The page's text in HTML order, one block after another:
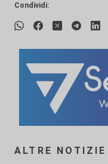
Condividi:
ALTRE NOTIZIE